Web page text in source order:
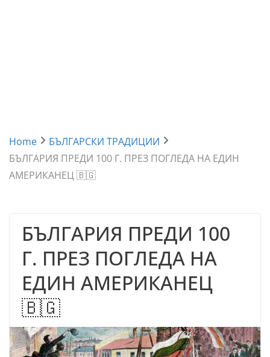
Home
БЪЛГАРСКИ ТРАДИЦИИ
БЪЛГАРИЯ ПРЕДИ 100 Г. ПРЕЗ ПОГЛЕДА НА ЕДИН
АМЕРИКАНЕЦ 🇧🇬
БЪЛГАРИЯ ПРЕДИ 100
Г. ПРЕЗ ПОГЛЕДА НА
ЕДИН АМЕРИКАНЕЦ
🇧🇬